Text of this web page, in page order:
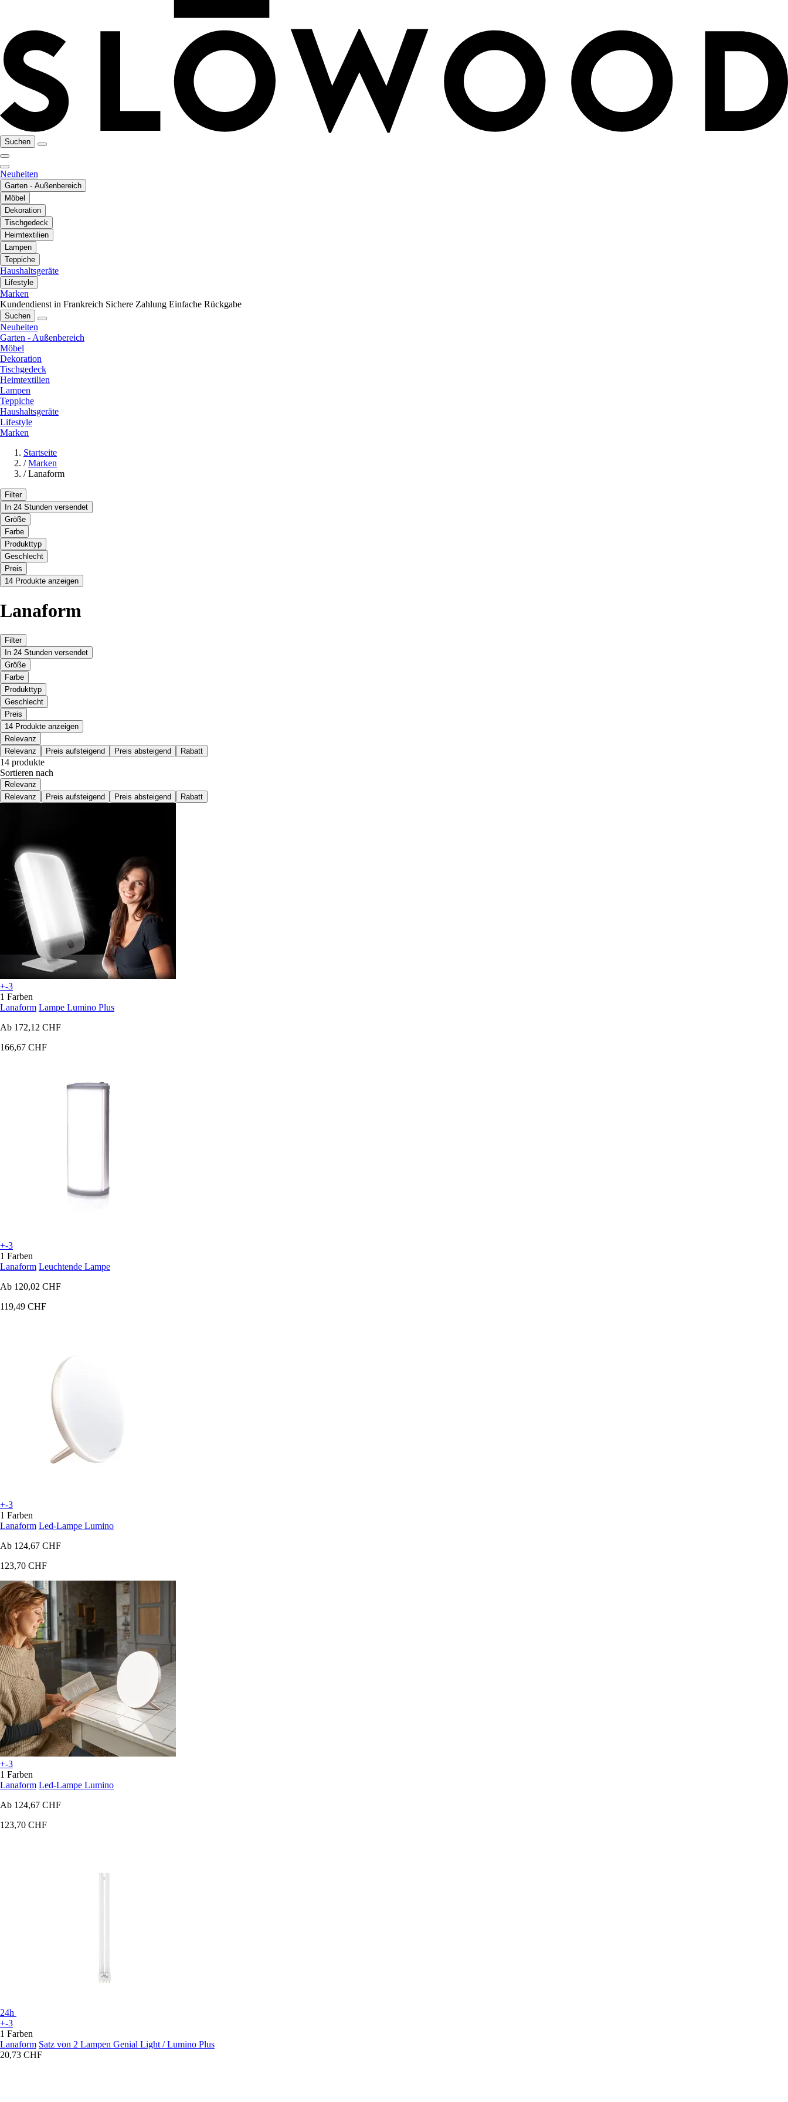
Suchen
Neuheiten
Garten - Außenbereich
Möbel
Dekoration
Tischgedeck
Heimtextilien
Lampen
Teppiche
Haushaltsgeräte
Lifestyle
Marken
Kundendienst in Frankreich Sichere Zahlung Einfache Rückgabe
Suchen
Neuheiten
Garten - Außenbereich
Möbel
Dekoration
Tischgedeck
Heimtextilien
Lampen
Teppiche
Haushaltsgeräte
Lifestyle
Marken
Startseite
/ Marken
/ Lanaform
Filter
In 24 Stunden versendet
Größe
Farbe
Produkttyp
Geschlecht
Preis
14 Produkte anzeigen
Lanaform
Filter
In 24 Stunden versendet
Größe
Farbe
Produkttyp
Geschlecht
Preis
14 Produkte anzeigen
Relevanz
Relevanz
Preis aufsteigend Preis absteigend Rabatt
14 produkte
Sortieren nach
Relevanz
Relevanz
Preis aufsteigend Preis absteigend Rabatt
+-3
1 Farben
Lanaform Lampe Lumino Plus
Ab 172,12 CHF
166,67 CHF
+-3
1 Farben
Lanaform Leuchtende Lampe
Ab 120,02 CHF
119,49 CHF
+-3
1 Farben
Lanaform Led-Lampe Lumino
Ab 124,67 CHF
123,70 CHF
+-3
1 Farben
Lanaform Led-Lampe Lumino
Ab 124,67 CHF
123,70 CHF
24h
+-3
1 Farben
Lanaform Satz von 2 Lampen Genial Light / Lumino Plus
20,73 CHF